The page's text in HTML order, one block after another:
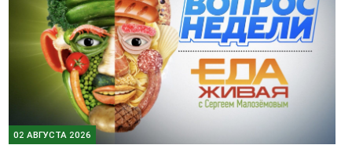
02 АВГУСТА 2026